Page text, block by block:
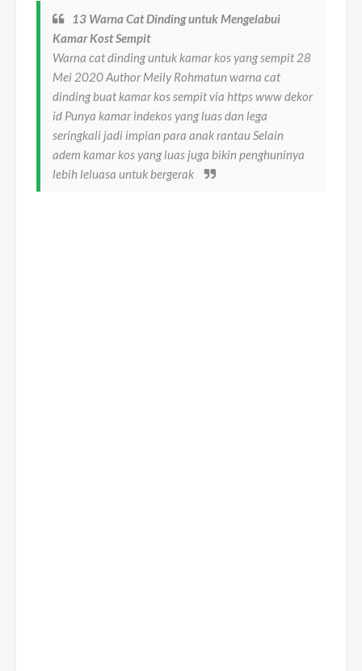
13 Warna Cat Dinding untuk Mengelabui
Kamar Kost Sempit
Warna cat dinding untuk kamar kos yang sempit 28
Mei 2020 Author Meily Rohmatun warna cat
dinding buat kamar kos sempit via https www dekor
id Punya kamar indekos yang luas dan lega
seringkali jadi impian para anak rantau Selain
adem kamar kos yang luas juga bikin penghuninya
lebih leluasa untuk bergerak